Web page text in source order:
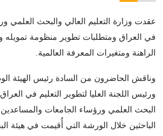
عقدت وزارة التعليم العالي والبحث
في العراق ومتطلبات تطوير منظومة تمويله
الراهنة ومتغيرات المعرفة العالمية.
وناقش الحاضرون من السادة رئيس الهيئة
ورئيس اللجنة العليا لتطوير التعليم في
البحث العلمي ورؤساء الجامعات
الباحثين خلال الورشة التي أُقيمت في هيئة